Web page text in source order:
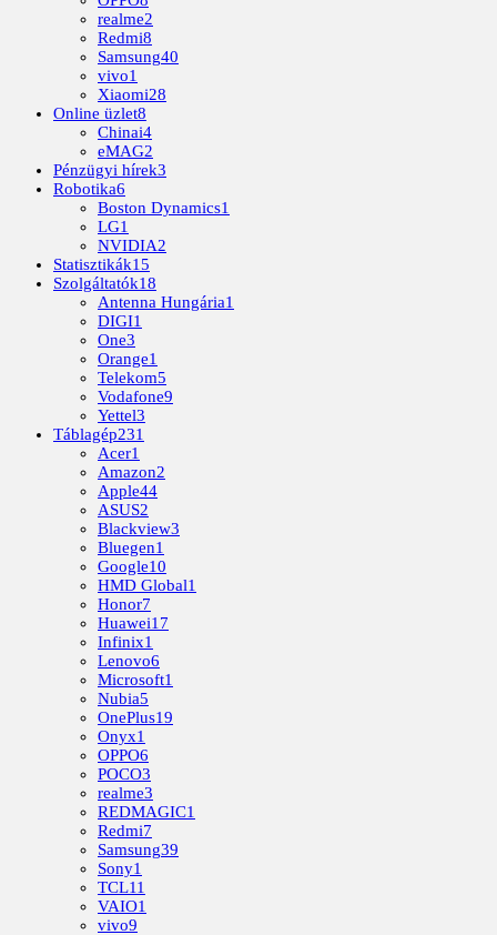
realme2
Redmi8
Samsung40
vivo1
Xiaomi28
Online üzlet8
Chinai4
eMAG2
Pénzügyi hírek3
Robotika6
Boston Dynamics1
LG1
NVIDIA2
Statisztikák15
Szolgáltatók18
Antenna Hungária1
DIGI1
One3
Orange1
Telekom5
Vodafone9
Yettel3
Táblagép231
Acer1
Amazon2
Apple44
ASUS2
Blackview3
Bluegen1
Google10
HMD Global1
Honor7
Huawei17
Infinix1
Lenovo6
Microsoft1
Nubia5
OnePlus19
Onyx1
OPPO6
POCO3
realme3
REDMAGIC1
Redmi7
Samsung39
Sony1
TCL11
VAIO1
vivo9